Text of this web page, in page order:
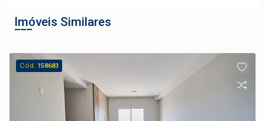
Imóveis Similares
Cód. 158683